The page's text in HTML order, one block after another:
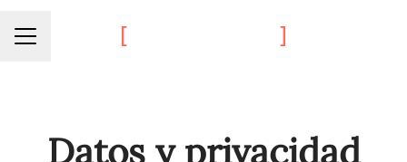
Menú de empleo
Datos y privacidad